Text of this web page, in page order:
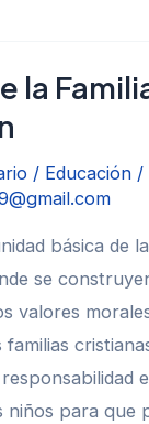
la
/ Educación /
básica de
se
valores
familias
niños para que